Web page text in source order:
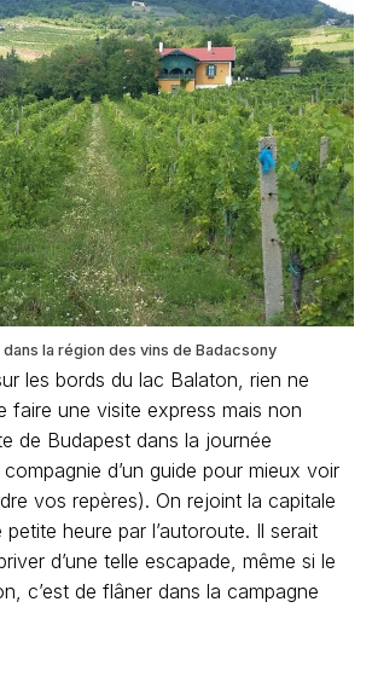
la région des vins de Badacsony
les bords du lac Balaton, rien ne
faire une visite express mais non
de Budapest dans la journée
d’un guide pour mieux voir
vos repères). On rejoint la capitale
heure par l’autoroute. Il serait
d’une telle escapade, même si le
c’est de flâner dans la campagne